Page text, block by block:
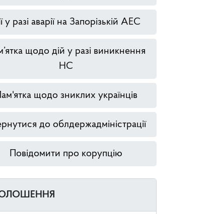
у разі аварії на Запорізькій АЕС
щодо дій у разі виникнення
НС
щодо зниклих українців
до облдержадміністрації
Повідомити про корупцію